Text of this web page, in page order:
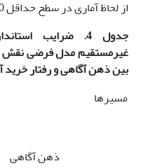
از لحاظ آماری در سطح حداقل 05/0 معنادار هستند.
جدول 4. ضرایب
غیرمستقیم مدل فرضی نقش
بین ذهن آگاهی و رفتار خرید
مسیرها
ذهن آگاهی